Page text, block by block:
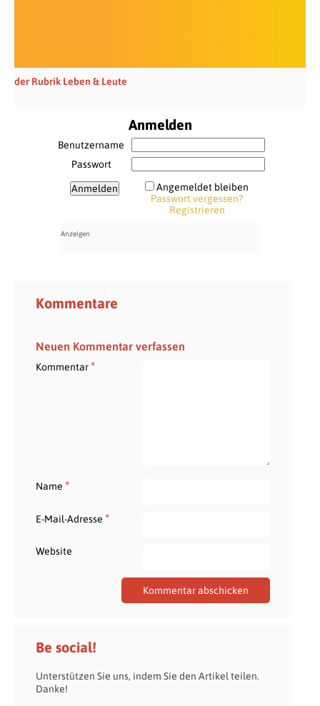
der Rubrik Leben & Leute
Anmelden
Benutzername
Passwort
Angemeldet bleiben
Passwort vergessen?
Registrieren
Kommentare
Neuen Kommentar verfassen
Kommentar*
Name *
E-Mail-Adresse *
Website
Be social!
Unterstützen Sie uns, indem Sie den Artikel teilen.
Danke!